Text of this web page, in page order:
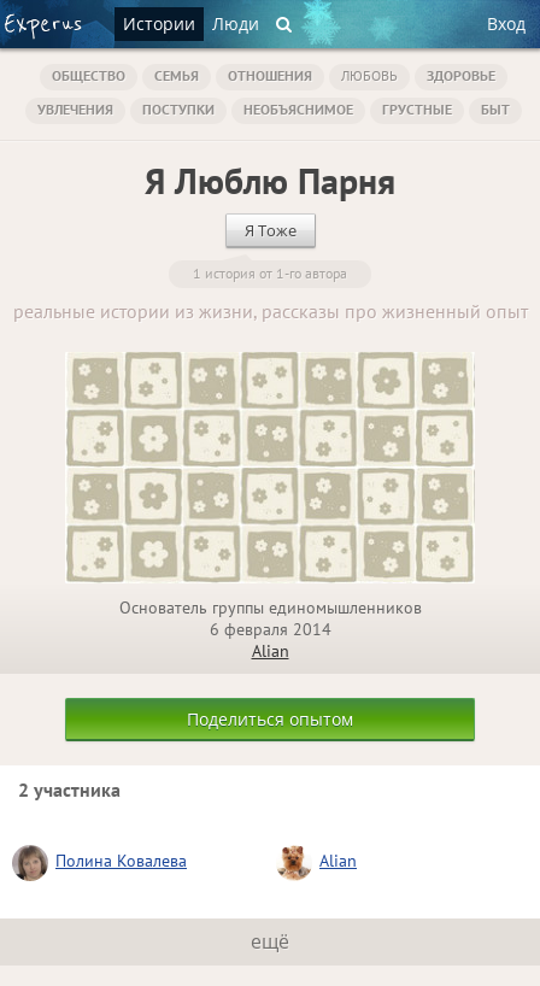
Истории Люди Вход
ОБЩЕСТВО СЕМЬЯ ОТНОШЕНИЯ ЛЮБОВЬ
ЗДОРОВЬЕ
УВЛЕЧЕНИЯ
ПОСТУПКИ НЕОБЪЯСНИМОЕ ГРУСТНЫЕ БЫТ
Я Люблю Парня
Я Тоже
1 история от 1-го автора
реальные истории из жизни, рассказы про жизненный опыт
Основатель группы единомышленников
6 февраля 2014
Alian
Поделиться опытом
2 участника
Полина Ковалева Alian
ещё